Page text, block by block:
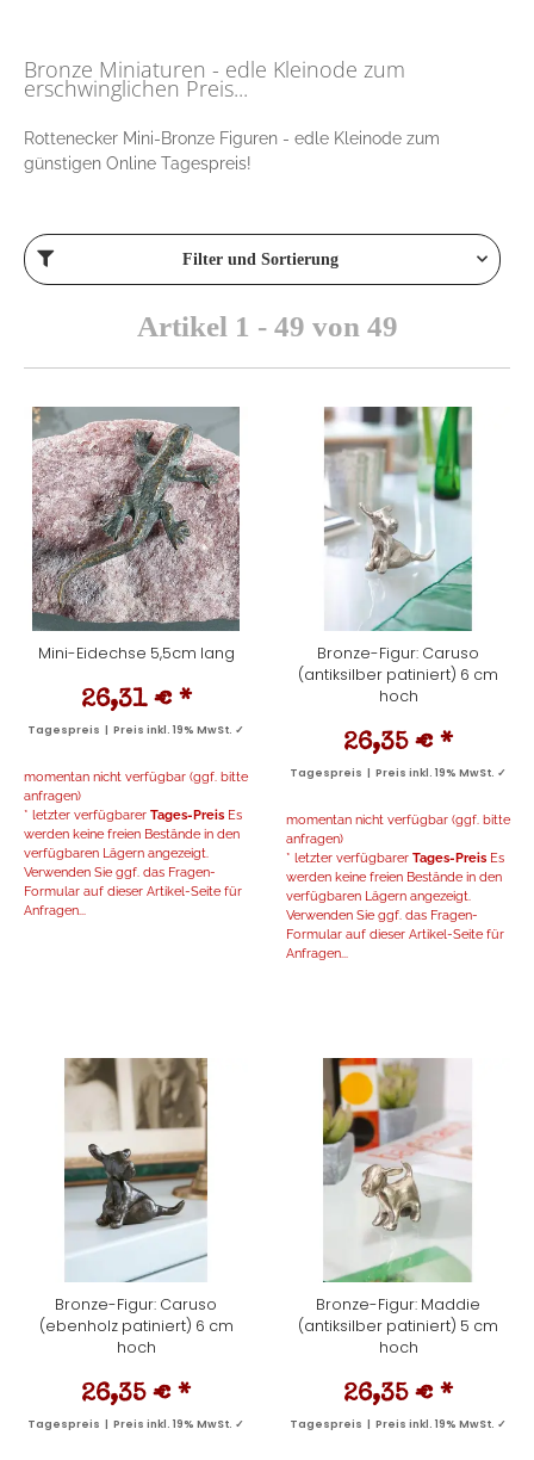
Bronze Miniaturen - edle Kleinode zum
erschwinglichen Preis...
Rottenecker Mini-Bronze Figuren - edle Kleinode zum
günstigen Online Tagespreis!
Filter und Sortierung
Artikel 1 - 49 von 49
Mini-Eidechse 5,5cm lang
26,31 € *
Tagespreis | Preis inkl. 19% MwSt. ✓
momentan nicht verfügbar (ggf. bitte
anfragen)
* letzter verfügbarer Tages-Preis Es
werden keine freien Bestände in den
verfügbaren Lägern angezeigt.
Verwenden Sie ggf. das Fragen-
Formular auf dieser Artikel-Seite für
Anfragen...
Bronze-Figur: Caruso
(antiksilber patiniert) 6 cm
hoch
26,35 € *
Tagespreis | Preis inkl. 19% MwSt. ✓
momentan nicht verfügbar (ggf. bitte
anfragen)
* letzter verfügbarer Tages-Preis Es
werden keine freien Bestände in den
verfügbaren Lägern angezeigt.
Verwenden Sie ggf. das Fragen-
Formular auf dieser Artikel-Seite für
Anfragen...
Bronze-Figur: Caruso
(ebenholz patiniert) 6 cm
hoch
26,35 € *
Tagespreis | Preis inkl. 19% MwSt. ✓
Bronze-Figur: Maddie
(antiksilber patiniert) 5 cm
hoch
26,35 € *
Tagespreis | Preis inkl. 19% MwSt. ✓